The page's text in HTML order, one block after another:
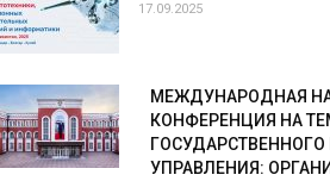
17.09.2025
МЕЖДУНАРОДНАЯ
КОНФЕРЕНЦИЯ НА
УПРАВЛЕНИЯ: